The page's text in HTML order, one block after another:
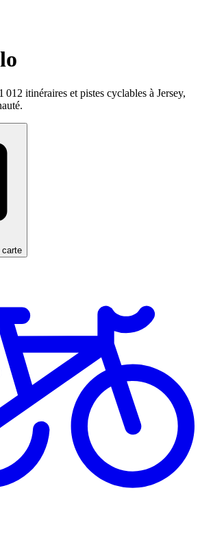
012 itinéraires et pistes cyclables à Jersey,
carte